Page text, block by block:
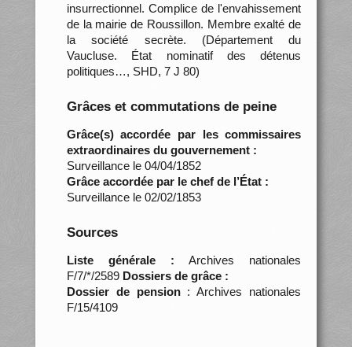
insurrectionnel. Complice de l'envahissement
de la mairie de Roussillon. Membre exalté de
la société secrète. (Département du
Vaucluse. État nominatif des détenus
politiques…, SHD, 7 J 80)
Grâces et commutations de peine
Grâce(s) accordée par les commissaires
extraordinaires du gouvernement :
Surveillance le 04/04/1852
Grâce accordée par le chef de l’État :
Surveillance le 02/02/1853
Sources
Liste générale : Archives nationales
F/7/*/2589 Dossiers de grâce :
Dossier de pension: Archives nationales
F/15/4109